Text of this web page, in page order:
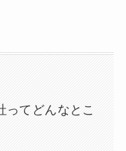
ってどんなとこ